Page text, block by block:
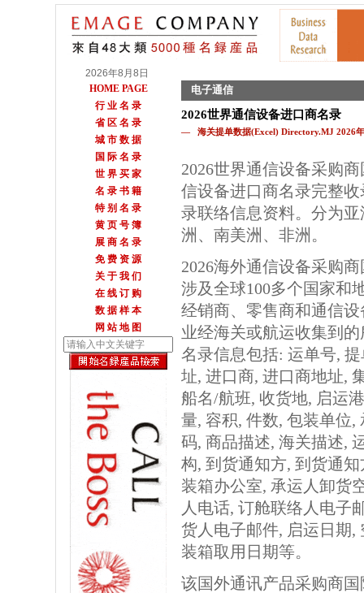
2026年8月8日
HOME PAGE
行 业 名 录
省 区 名 录
城 市 数 据
国 际 名 录
世 界 买 家
名 录 书 籍
特 别 名 录
黄 页 号 簿
展 商 名 录
免 费 资 源
关 于 我 们
在 线 订 购
数 据 样 本
网 站 地 图
电子通信
2026世界通信设备进口商名录
— 海关提单数据(Excel) Directory.MJ 2026
2026世界通信设备采购
信设备进口商名录完整
录联络信息资料。分为
洲、南美洲、非洲。
2026海外通信设备采购
涉及全球100多个国家和
经销商、零售商和通信
业经海关或航运收集到
名录信息包括: 运单号,
址, 进口商, 进口商地址,
船名/航班, 收货地, 启运
量, 容积, 件数, 包装单位,
码, 商品描述, 海关描述,
构, 到货通知方, 到货通
装箱办公室, 承运人卸货
人电话, 订舱联络人电子
货人电子邮件, 启运日期,
装箱取用日期等。
该国外通讯产品采购商